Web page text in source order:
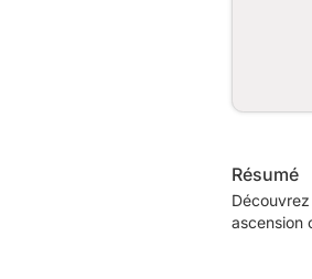
Résumé
ascension